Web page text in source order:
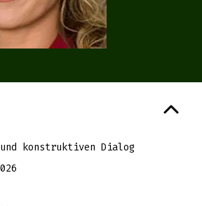
konstruktiven Dialog